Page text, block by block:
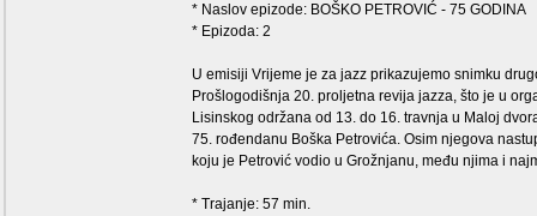
* Naslov epizode: BOŠKO PETROVIĆ - 75 GODINA
* Epizoda: 2
U emisiji Vrijeme je za jazz prikazujemo snimku
Prošlogodišnja 20. proljetna revija jazza, što je u
Lisinskog održana od 13. do 16. travnja u Maloj
75. rođendanu Boška Petrovića. Osim njegova
koju je Petrović vodio u Grožnjanu, među njima i
* Trajanje: 57 min.